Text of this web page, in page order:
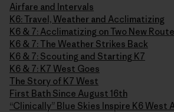
Airfare and Intervals
K6: Travel, Weather and Acclimatizing
K6 & 7: Acclimatizing on Two New
K6 & 7: The Weather Strikes Back
K6 & 7: Scouting and Starting K7
K6 & 7: K7 West Goes
The Story of K7 West
First Bath Since August 16th
“Clinically” Blue Skies Inspire K6 West